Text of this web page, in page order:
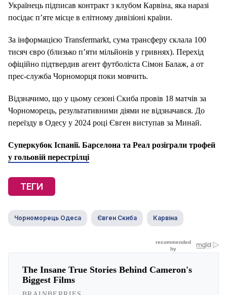
Українець підписав контракт з клубом Карвіна, яка наразі
посідає п’яте місце в елітному дивізіоні країни.
За інформацією Transfermarkt, сума трансферу склала 100
тисяч євро (близько п’яти мільйонів у гривнях). Перехід
офіційно підтвердив агент футболіста Сімон Балаж, а от
прес-служба Чорноморця поки мовчить.
Відзначимо, що у цьому сезоні Скиба провів 18 матчів за
Чорноморець, результативними діями не відзначався. До
переїзду в Одесу у 2024 році Євген виступав за Минай.
Суперкубок Іспанії. Барселона та Реал розіграли трофей
у гольовій перестрілці
ТЕГИ
Чорноморець Одеса Євген Скиба Карвіна